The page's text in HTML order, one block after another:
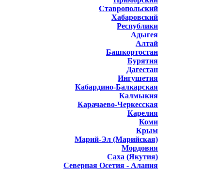
Ставропольский
Хабаровский
Республики
Адыгея
Алтай
Башкортостан
Бурятия
Дагестан
Ингушетия
Кабардино-Балкарская
Калмыкия
Карачаево-Черкесская
Карелия
Коми
Крым
Марий-Эл (Марийская)
Мордовия
Саха (Якутия)
Северная Осетия - Алания